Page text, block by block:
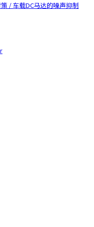
/ 车载DC马达的噪声抑制